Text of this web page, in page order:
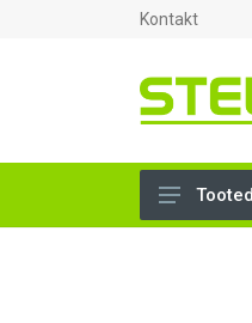
Kontakt
Tooted